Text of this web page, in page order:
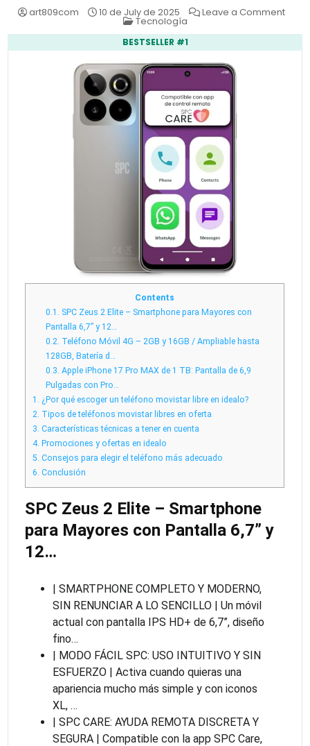
art809com 10 de July de 2025 Leave a Commenton
libres
en
Posted
Tecnología
BESTSELLER #1
Contents
0.1. SPC Zeus 2 Elite – Smartphone para Mayores con
Pantalla 6,7” y 12…
0.2. Teléfono Móvil 4G – 2GB y 16GB / Ampliable hasta
128GB, Batería d…
0.3. Apple iPhone 17 Pro MAX de 1 TB: Pantalla de 6,9
Pulgadas con Pro…
1. ¿Por qué escoger un teléfono movistar libre en idealo?
2. Tipos de teléfonos movistar libres en oferta
3. Características técnicas a tener en cuenta
4. Promociones y ofertas en idealo
5. Consejos para elegir el teléfono más adecuado
6. Conclusión
SPC Zeus 2 Elite – Smartphone
para Mayores con Pantalla 6,7” y
12…
| SMARTPHONE COMPLETO Y MODERNO,
SIN RENUNCIAR A LO SENCILLO | Un móvil
actual con pantalla IPS HD+ de 6,7”, diseño
fino…
| MODO FÁCIL SPC: USO INTUITIVO Y SIN
ESFUERZO | Activa cuando quieras una
apariencia mucho más simple y con iconos
XL, …
| SPC CARE: AYUDA REMOTA DISCRETA Y
SEGURA | Compatible con la app SPC Care,